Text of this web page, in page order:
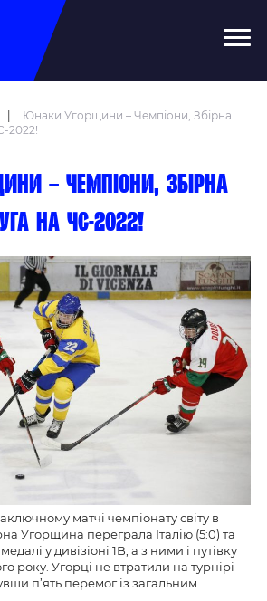
Юнаки Угорщини – Чемпіони, Збірна
2022!
– чемпіони, збірна
на ЧС-2022!
матчі чемпіонату світу в
Угорщина переграла Італію (5:0) та
у дивізіоні 1B, а з ними і путівку
року. Угорці не втратили на турнірі
п’ять перемог із загальним